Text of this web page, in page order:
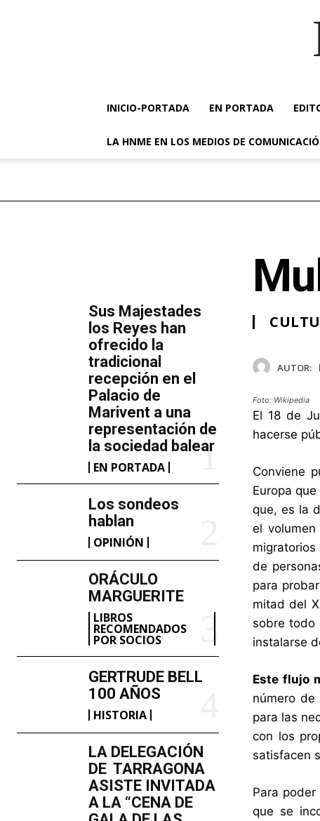
INICIO-PORTADA EN PORTADA
LA HNME EN LOS MEDIOS DE
​Sus Majestades
los Reyes han
ofrecido la
tradicional
recepción en el
Palacio de
Marivent​ a una
representación de
la sociedad balear
EN PORTADA
Los sondeos
hablan
OPINIÓN
ORÁCULO
MARGUERITE
LIBROS
RECOMENDADOS
POR SOCIOS
GERTRUDE BELL
100 AÑOS
HISTORIA
LA DELEGACIÓN
DE TARRAGONA
ASISTE INVITADA
A LA “CENA DE
AUTOR:
Foto: Wikipedia
El 18 de
hacerse
Conviene
Europa
que, es la
el
de
para
mitad del
sobre todo
instalarse
Este flujo
número
para las
con los
satisfacen
Para
que se